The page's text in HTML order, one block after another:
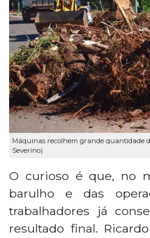
Máquinas recolhem grande quantidade
Severino)
O curioso é que, no
barulho e das
trabalhadores já
resultado final.